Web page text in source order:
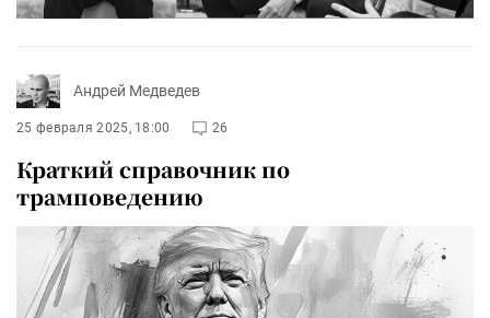
Андрей Медведев
25 февраля 2025, 18:00 26
Краткий справочник по
трамповедению